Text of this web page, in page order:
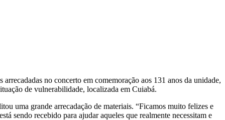
no concerto em comemoração aos 131 anos da unidade,
de vulnerabilidade, localizada em Cuiabá.
uma grande arrecadação de materiais. “Ficamos muito felizes e
sendo recebido para ajudar aqueles que realmente necessitam e